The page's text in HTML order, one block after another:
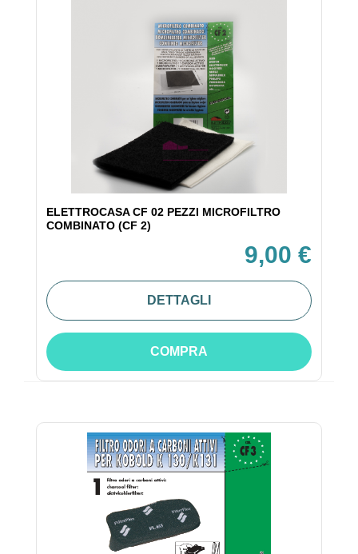
ELETTROCASA CF 02 PEZZI MICROFILTRO
COMBINATO (CF 2)
9,00 €
DETTAGLI
COMPRA